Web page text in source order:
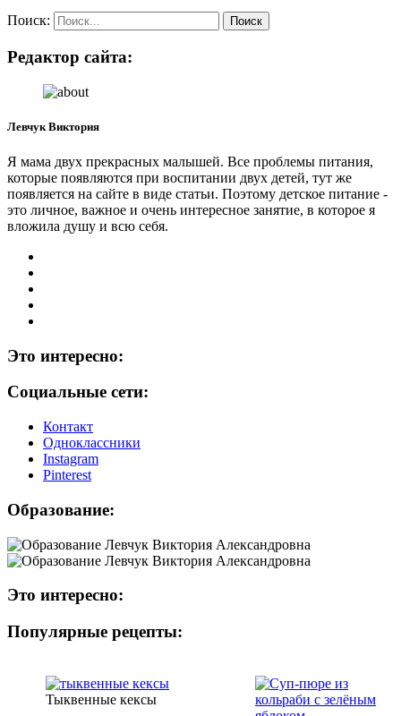
Поиск:
Редактор сайта:
Левчук Виктория
Я мама двух прекрасных малышей. Все проблемы питания,
которые появляются при воспитании двух детей, тут же
появляется на сайте в виде статьи. Поэтому детское питание -
это личное, важное и очень интересное занятие, в которое я
вложила душу и всю себя.
Это интересно:
Социальные сети:
Контакт
Одноклассники
Instagram
Рinterest
Образование:
Это интересно:
Популярные рецепты:
Тыквенные кексы